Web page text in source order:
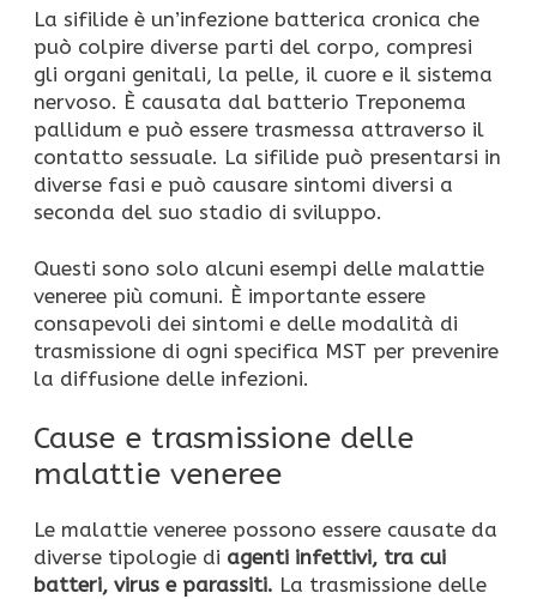
La sifilide è un’infezione batterica cronica che
può colpire diverse parti del corpo, compresi
gli organi genitali, la pelle, il cuore e il sistema
nervoso. È causata dal batterio Treponema
pallidum e può essere trasmessa attraverso il
contatto sessuale. La sifilide può presentarsi in
diverse fasi e può causare sintomi diversi a
seconda del suo stadio di sviluppo.
Questi sono solo alcuni esempi delle malattie
veneree più comuni. È importante essere
consapevoli dei sintomi e delle modalità di
trasmissione di ogni specifica MST per prevenire
la diffusione delle infezioni.
Cause e trasmissione delle
malattie veneree
Le malattie veneree possono essere causate da
diverse tipologie di agenti infettivi, tra cui
batteri, virus e parassiti. La trasmissione delle